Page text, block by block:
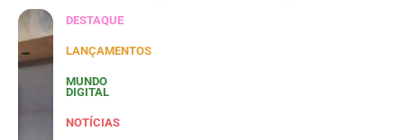
DESTAQUE
LANÇAMENTOS
MUNDO
DIGITAL
NOTÍCIAS